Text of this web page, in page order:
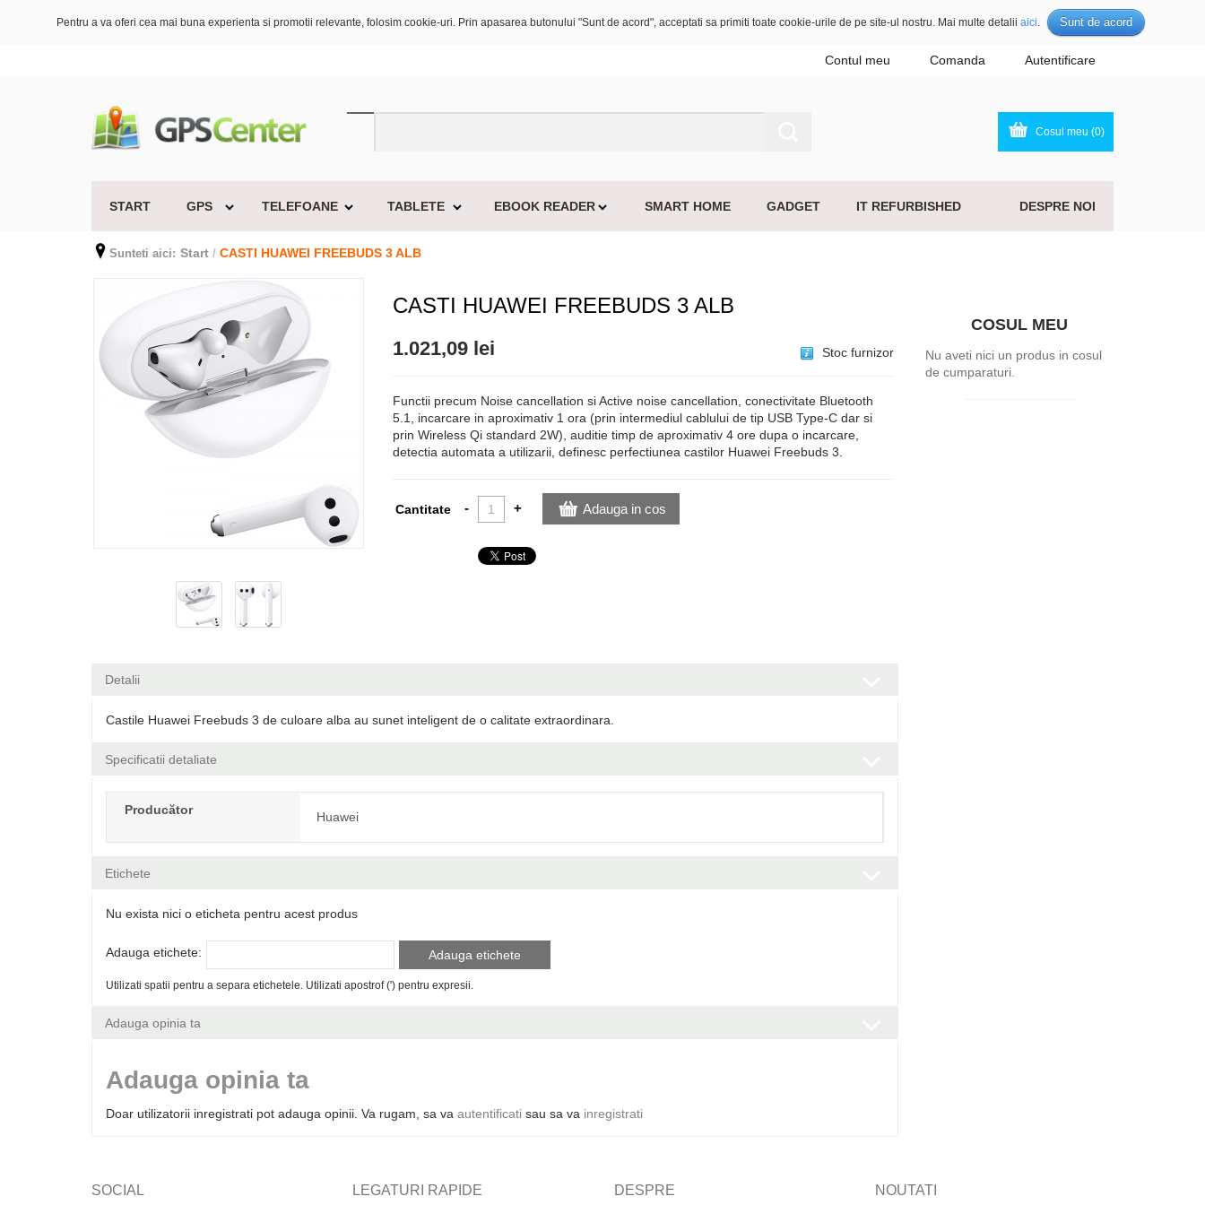
Pentru a va oferi cea mai buna experienta si promotii relevante, folosim cookie-uri. Prin apasarea butonului "Sunt de acord", acceptati sa primiti toate cookie-urile de pe site-ul nostru. Mai multe detalii aici. Sunt de acord
Contul meu Comanda Autentificare
Cosul meu (0)
START GPS TELEFOANE TABLETE EBOOK READER SMART HOME GADGET IT REFURBISHED DESPRE NOI
Sunteti aici: Start / CASTI HUAWEI FREEBUDS 3 ALB
CASTI HUAWEI FREEBUDS 3 ALB
1.021,09 lei Stoc furnizor
Functii precum Noise cancellation si Active noise cancellation, conectivitate Bluetooth
5.1, incarcare in aproximativ 1 ora (prin intermediul cablului de tip USB Type-C dar si
prin Wireless Qi standard 2W), auditie timp de aproximativ 4 ore dupa o incarcare,
detectia automata a utilizarii, definesc perfectiunea castilor Huawei Freebuds 3.
Cantitate - + Adauga in cos
Detalii
Castile Huawei Freebuds 3 de culoare alba au sunet inteligent de o calitate extraordinara.
Specificatii detaliate
Producător Huawei
Etichete
Nu exista nici o eticheta pentru acest produs
Adauga etichete: Adauga etichete
Utilizati spatii pentru a separa etichetele. Utilizati apostrof (') pentru expresii.
Adauga opinia ta
Adauga opinia ta
Doar utilizatorii inregistrati pot adauga opinii. Va rugam, sa va autentificati sau sa va inregistrati
COSUL MEU
Nu aveti nici un produs in cosul
de cumparaturi.
SOCIAL LEGATURI RAPIDE DESPRE NOUTATI